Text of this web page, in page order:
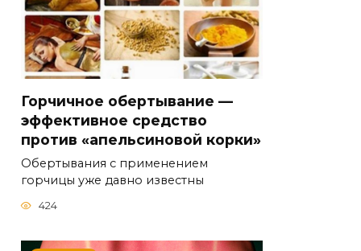
Горчичное обертывание —
эффективное средство
против «апельсиновой корки»
Обертывания с применением
горчицы уже давно известны
424